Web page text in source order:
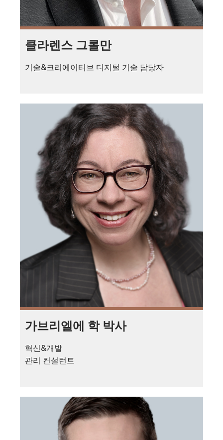
클라렌스 그롤만
기술&크리에이티브 디지털 기술 담당자
가브리엘에 학 박사
혁신&개발
관리 컨설턴트